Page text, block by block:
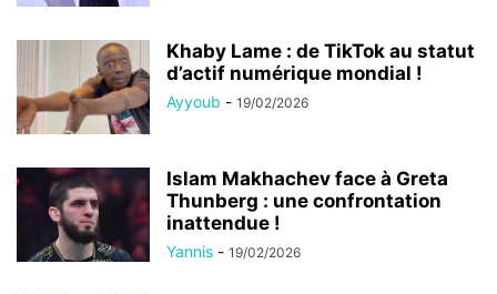
Khaby Lame : de TikTok au statut
d’actif numérique mondial !
Ayyoub - 19/02/2026
Islam Makhachev face à Greta
Thunberg : une confrontation
inattendue !
Yannis - 19/02/2026